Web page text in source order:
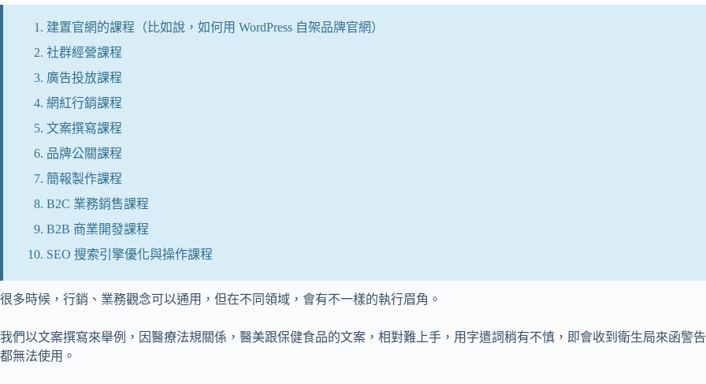
建置官網的課程（比如說，如何用 WordPress 自架品牌官網）
社群經營課程
廣告投放課程
網紅行銷課程
文案撰寫課程
品牌公關課程
簡報製作課程
B2C 業務銷售課程
B2B 商業開發課程
SEO 搜索引擎優化與操作課程
很多時候，行銷、業務觀念可以通用，但在不同領域，會有不一樣的執行眉角。
我們以文案撰寫來舉例，因醫療法規關係，醫美跟保健食品的文案，相對難上手，用字遣詞稍有不慎，即會收到衛生局來函警
都無法使用。